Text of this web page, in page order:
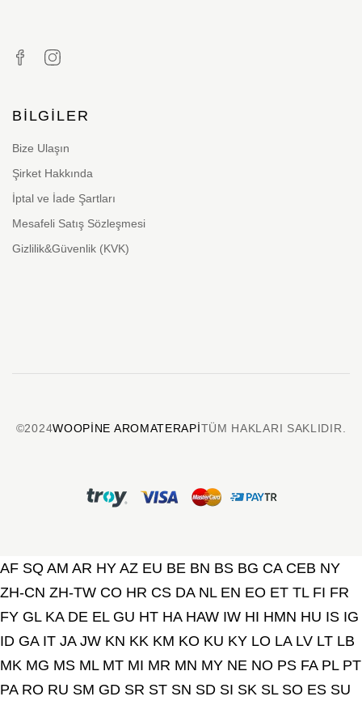
BILGILER
Bize Ulaşın
Şirket Hakkında
İptal ve İade Şartları
Mesafeli Satış Sözleşmesi
Gizlilik&Güvenlik (KVK)
©2024WOOPINE AROMATERAPITÜM HAKLARI SAKLIDIR.
AF SQ AM AR HY AZ EU BE BN BS BG CA CEB NY
ZH-CN ZH-TW CO HR CS DA NL EN EO ET TL FI FR
FY GL KA DE EL GU HT HA HAW IW HI HMN HU IS IG
ID GA IT JA JW KN KK KM KO KU KY LO LA LV LT LB
MK MG MS ML MT MI MR MN MY NE NO PS FA PL PT
PA RO RU SM GD SR ST SN SD SI SK SL SO ES SU